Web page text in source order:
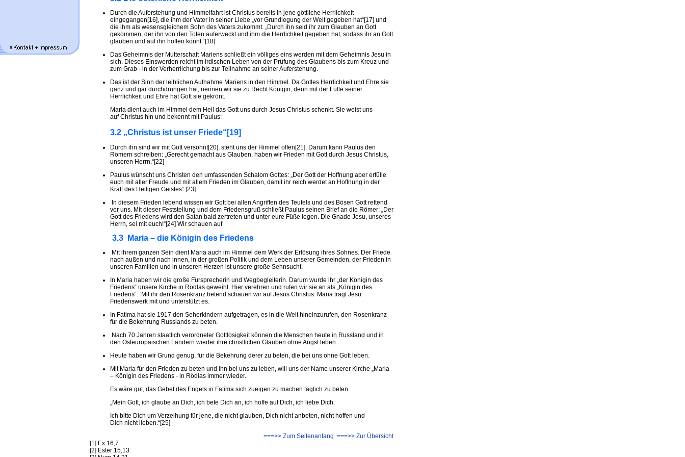
Durch die Auferstehung und Himmelfahrt ist Christus bereits in jene göttliche Herrlichkeit
eingegangen[16], die ihm der Vater in seiner Liebe „vor Grundlegung der Welt gegeben hat“[17] und
die ihm als wesensgleichem Sohn des Vaters zukommt. „Durch ihn seid ihr zum Glauben an Gott
gekommen, der ihn von den Toten auferweckt und ihm die Herrlichkeit gegeben hat, sodass ihr an Gott
glauben und auf ihn hoffen könnt.“[18].
Das Geheimnis der Mutterschaft Mariens schließt ein völliges eins werden mit dem Geheimnis Jesu in
sich. Dieses Einswerden reicht im irdischen Leben von der Prüfung des Glaubens bis zum Kreuz und
zum Grab - in der Verherrlichung bis zur Teilnahme an seiner Auferstehung.
Das ist der Sinn der leiblichen Aufnahme Mariens in den Himmel. Da Gottes Herrlichkeit und Ehre sie
ganz und gar durchdrungen hat, nennen wir sie zu Recht Königin; denn mit der Fülle seiner
Herrlichkeit und Ehre hat Gott sie gekrönt.
Maria dient auch im Himmel dem Heil das Gott uns durch Jesus Christus schenkt. Sie weist uns
auf Christus hin und bekennt mit Paulus:
3.2 „Christus ist unser Friede“[19]
Durch ihn sind wir mit Gott versöhnt[20], steht uns der Himmel offen[21]. Darum kann Paulus den
Römern schreiben: „Gerecht gemacht aus Glauben, haben wir Frieden mit Gott durch Jesus Christus,
unseren Herrn.“[22]
Paulus wünscht uns Christen den umfassenden Schalom Gottes: „Der Gott der Hoffnung aber erfülle
euch mit aller Freude und mit allem Frieden im Glauben, damit ihr reich werdet an Hoffnung in der
Kraft des Heiligen Geistes“.[23]
In diesem Frieden lebend wissen wir Gott bei allen Angriffen des Teufels und des Bösen Gott rettend
vor uns. Mit dieser Feststellung und dem Friedensgruß schließt Paulus seinen Brief an die Römer: „Der
Gott des Friedens wird den Satan bald zertreten und unter eure Füße legen. Die Gnade Jesu, unseres
Herrn, sei mit euch!“[24] Wir schauen auf
3.3 Maria – die Königin des Friedens
Mit ihrem ganzen Sein dient Maria auch im Himmel dem Werk der Erlösung ihres Sohnes. Der Friede
nach außen und nach innen, in der großen Politik und dem Leben unserer Gemeinden, der Frieden in
unseren Familien und in unseren Herzen ist unsere große Sehnsucht.
In Maria haben wir die große Fürsprecherin und Wegbegleiterin. Darum wurde ihr „der Königin des
Friedens“ unsere Kirche in Rödlas geweiht. Hier verehren und rufen wir sie an als „Königin des
Friedens“: Mit ihr den Rosenkranz betend schauen wir auf Jesus Christus. Maria trägt Jesu
Friedenswerk mit und unterstützt es.
In Fatima hat sie 1917 den Seherkindern aufgetragen, es in die Welt hineinzurufen, den Rosenkranz
für die Bekehrung Russlands zu beten.
Nach 70 Jahren staatlich verordneter Gottlosigkeit können die Menschen heute in Russland und in
den Osteuropäischen Ländern wieder ihre christlichen Glauben ohne Angst leben.
Heute haben wir Grund genug, für die Bekehrung derer zu beten, die bei uns ohne Gott leben.
Mit Maria für den Frieden zu beten und ihn bei uns zu leben, will uns der Name unserer Kirche „Maria
– Königin des Friedens - in Rödlas immer wieder.
Es wäre gut, das Gebet des Engels in Fatima sich zueigen zu machen täglich zu beten:
„Mein Gott, ich glaube an Dich, ich bete Dich an, ich hoffe auf Dich, ich liebe Dich.
Ich bitte Dich um Verzeihung für jene, die nicht glauben, Dich nicht anbeten, nicht hoffen und
Dich nicht lieben.“[25]
===>> Zum Seitenanfang ===>> Zur Übersicht
[1] Ex 16,7
[2] Ester 15,13